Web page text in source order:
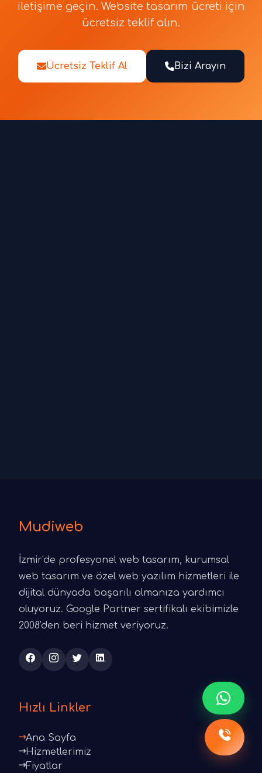
iletişime geçin. Website tasarım ücreti için
ücretsiz teklif alın.
Ücretsiz Teklif Al Bizi Arayın
Mudiweb
İzmir'de profesyonel web tasarım, kurumsal
web tasarım ve özel web yazılım hizmetleri ile
dijital dünyada başarılı olmanıza yardımcı
oluyoruz. Google Partner sertifikalı ekibimizle
2008'den beri hizmet veriyoruz.
Hızlı Linkler
Ana Sayfa
Hizmetlerimiz
Fiyatlar